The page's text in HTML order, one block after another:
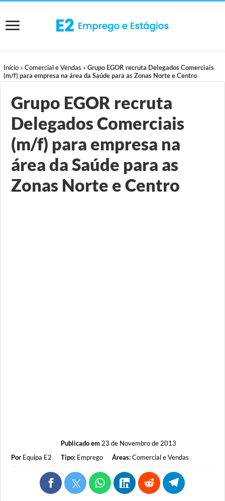
Início »Comercial e Vendas »Grupo EGOR recruta Delegados Comerciais
(m/f) para empresa na área da Saúde para as Zonas Norte e Centro
Grupo EGOR recruta
Delegados Comerciais
(m/f) para empresa na
área da Saúde para as
Zonas Norte e Centro
Por Equipa E2
Publicado em 23 de Novembro de 2013
Tipo: Emprego Áreas: Comercial e Vendas